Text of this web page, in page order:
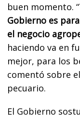
buen momento.
Gobierno es
el negocio
haciendo va en
mejor, para los
comentó sobre
pecuario.
El Gobierno